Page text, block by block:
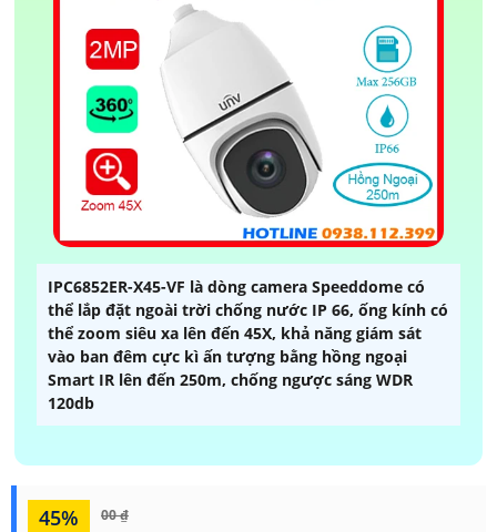
IPC6852ER-X45-VF là dòng camera Speeddome có
thể lắp đặt ngoài trời chống nước IP 66, ống kính có
thể zoom siêu xa lên đến 45X, khả năng giám sát
vào ban đêm cực kì ấn tượng bằng hồng ngoại
Smart IR lên đến 250m, chống ngược sáng WDR
120db
45% 00 ₫